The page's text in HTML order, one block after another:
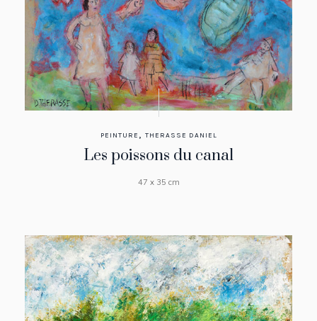
PEINTURE , THERASSE DANIEL
Les poissons du canal
47 x 35 cm